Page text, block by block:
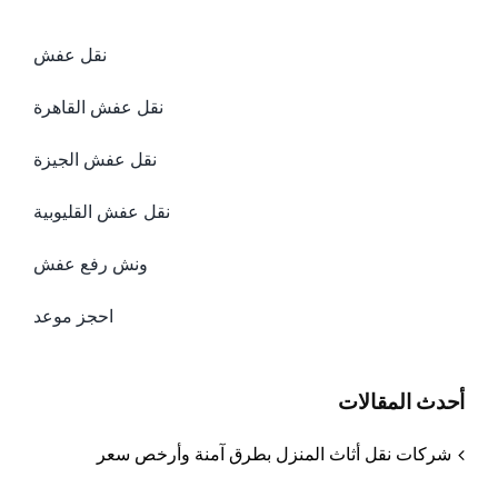
نقل عفش
نقل عفش القاهرة
نقل عفش الجيزة
نقل عفش القليوبية
ونش رفع عفش
احجز موعد
أحدث المقالات
شركات نقل أثاث المنزل بطرق آمنة وأرخص سعر